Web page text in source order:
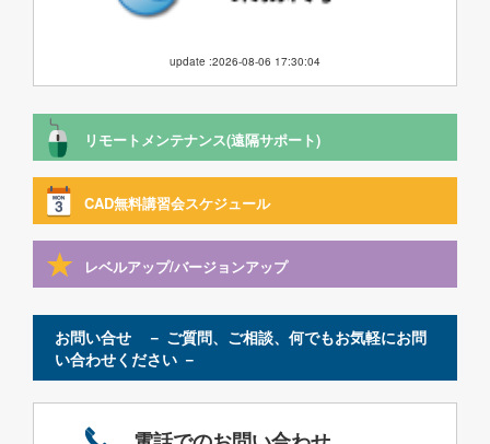
update :2026-08-06 17:30:04
リモートメンテナンス(遠隔サポート)
CAD無料講習会スケジュール
レベルアップ/バージョンアップ
お問い合せ － ご質問、ご相談、何でもお気軽にお問
い合わせください －